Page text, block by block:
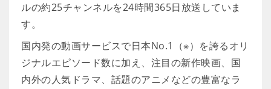
ルの約25チャンネルを24時間365日放送していま
す。
国内発の動画サービスで日本No.1（※）を誇るオリ
ジナルエピソード数に加え、注目の新作映画、国
内外の人気ドラマ、話題のアニメなどの豊富なラ